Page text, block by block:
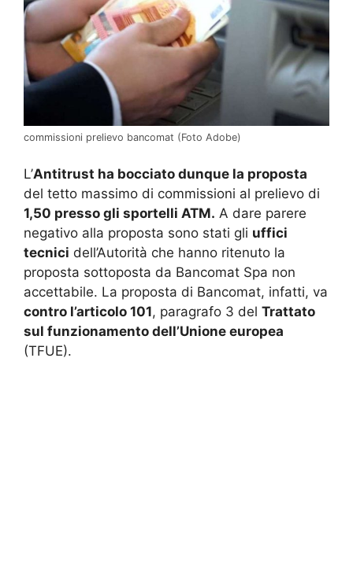
commissioni prelievo bancomat (Foto Adobe)
L’Antitrust ha bocciato dunque la proposta
del tetto massimo di commissioni al prelievo di
1,50 presso gli sportelli ATM. A dare parere
negativo alla proposta sono stati gli uffici
tecnici dell’Autorità che hanno ritenuto la
proposta sottoposta da Bancomat Spa non
accettabile. La proposta di Bancomat, infatti, va
contro l’articolo 101, paragrafo 3 del Trattato
sul funzionamento dell’Unione europea
(TFUE).